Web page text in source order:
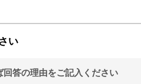
い
回答の理由をご記入ください